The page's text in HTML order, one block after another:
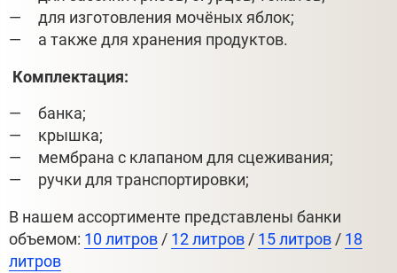
для изготовления мочёных яблок;
а также для хранения продуктов.
Комплектация:
банка;
крышка;
мембрана с клапаном для сцеживания;
ручки для транспортировки;
В нашем ассортименте представлены банки
объемом: 10 литров / 12 литров / 15 литров / 18
литров